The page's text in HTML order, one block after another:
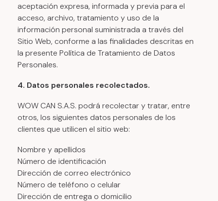
aceptación expresa, informada y previa para el
acceso, archivo, tratamiento y uso de la
información personal suministrada a través del
Sitio Web, conforme a las finalidades descritas en
la presente Política de Tratamiento de Datos
Personales.
4. Datos personales recolectados.
WOW CAN S.A.S. podrá recolectar y tratar, entre
otros, los siguientes datos personales de los
clientes que utilicen el sitio web:
Nombre y apellidos
Número de identificación
Dirección de correo electrónico
Número de teléfono o celular
Dirección de entrega o domicilio